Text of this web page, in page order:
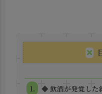
◆ 飲酒が発覚した